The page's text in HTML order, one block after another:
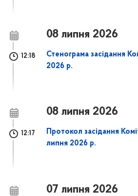
08 липня 2026
12:18
Стенограма засідання
2026 р.
08 липня 2026
12:17
Протокол засідання
липня 2026 р.
07 липня 2026